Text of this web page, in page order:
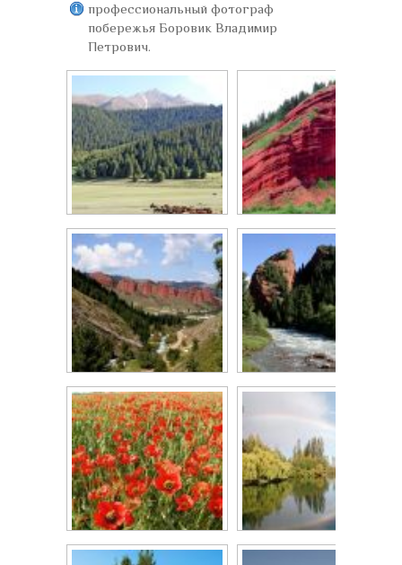
профессиональный фотограф
побережья Боровик Владимир
Петрович.
Григорьевское... Иссык-Куль,...
Скалы... Скала "Разбитое...
Маковые поля на...